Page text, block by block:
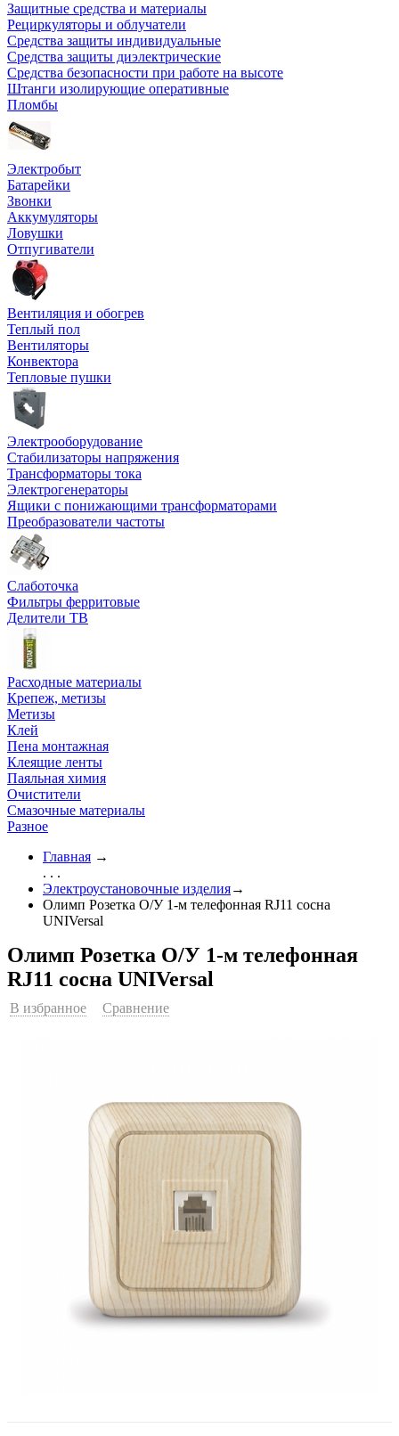
Защитные средства и материалы
Рециркуляторы и облучатели
Средства защиты индивидуальные
Средства защиты диэлектрические
Средства безопасности при работе на высоте
Штанги изолирующие оперативные
Пломбы
Электробыт
Батарейки
Звонки
Аккумуляторы
Ловушки
Отпугиватели
Вентиляция и обогрев
Теплый пол
Вентиляторы
Конвектора
Тепловые пушки
Электрооборудование
Стабилизаторы напряжения
Трансформаторы тока
Электрогенераторы
Ящики с понижающими трансформаторами
Преобразователи частоты
Слаботочка
Фильтры ферритовые
Делители ТВ
Расходные материалы
Крепеж, метизы
Метизы
Клей
Пена монтажная
Клеящие ленты
Паяльная химия
Очистители
Смазочные материалы
Разное
Главная →
. . .
Электроустановочные изделия→
Олимп Розетка О/У 1-м телефонная RJ11 сосна
UNIVersal
Олимп Розетка О/У 1-м телефонная
RJ11 сосна UNIVersal
В избранное Сравнение